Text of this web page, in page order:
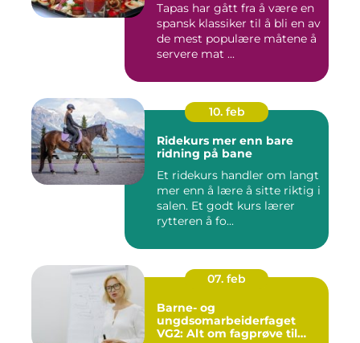
Tapas har gått fra å være en
spansk klassiker til å bli en av
de mest populære måtene å
servere mat ...
10. feb
Ridekurs mer enn bare
ridning på bane
Et ridekurs handler om langt
mer enn å lære å sitte riktig i
salen. Et godt kurs lærer
rytteren å fo...
07. feb
Barne- og
ungdsomarbeiderfaget
VG2: Alt om fagprøve til